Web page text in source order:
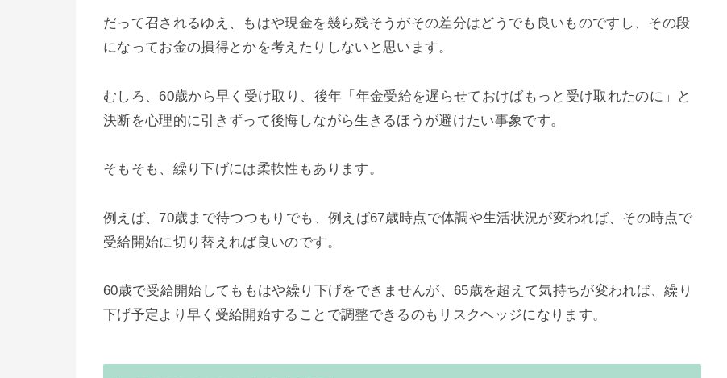
だって召されるゆえ、もはや現金を幾ら残そうがその差分はどうでも良いものですし、その段
になってお金の損得とかを考えたりしないと思います。
むしろ、60歳から早く受け取り、後年「年金受給を遅らせておけばもっと受け取れたのに」と
決断を心理的に引きずって後悔しながら生きるほうが避けたい事象です。
そもそも、繰り下げには柔軟性もあります。
例えば、70歳まで待つつもりでも、例えば67歳時点で体調や生活状況が変われば、その時点で
受給開始に切り替えれば良いのです。
60歳で受給開始してももはや繰り下げをできませんが、65歳を超えて気持ちが変われば、繰り
下げ予定より早く受給開始することで調整できるのもリスクヘッジになります。